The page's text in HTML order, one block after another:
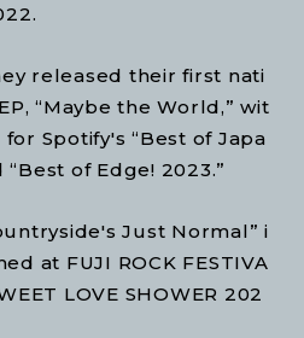
released their first nati
“Maybe the World,” wit
Spotify's “Best of Japa
“Best of Edge! 2023.”
Just Normal” i
at FUJI ROCK FESTIVA
LOVE SHOWER 202